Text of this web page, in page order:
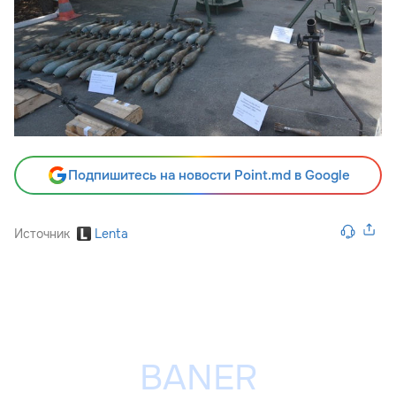
Подпишитесь на новости Point.md в Google
Источник Lenta